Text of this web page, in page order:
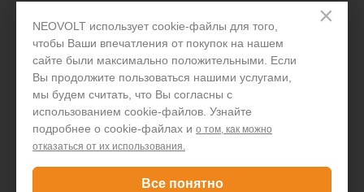
×
NEOVOLT использует cookie-файлы для того,
чтобы Ваши впечатления от покупок на нашем
сайте были максимально положительными. Если
Вы продолжите пользоваться нашими услугами,
мы будем считать, что Вы согласны с
использованием cookie-файлов. Узнайте
подробнее о cookie-файлах и о том, как можно
отказаться от их использования.
Все понятно
Организациям
Акции и скидки
Блог
Контакты
Покупателю